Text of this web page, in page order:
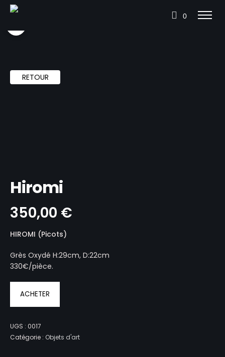
0
RETOUR
Hiromi
350,00 €
HIROMI (Picots)
Grès Oxydé H:29cm, D:22cm
330€/pièce.
ACHETER
UGS : 0017
Catégorie : Objets d'art